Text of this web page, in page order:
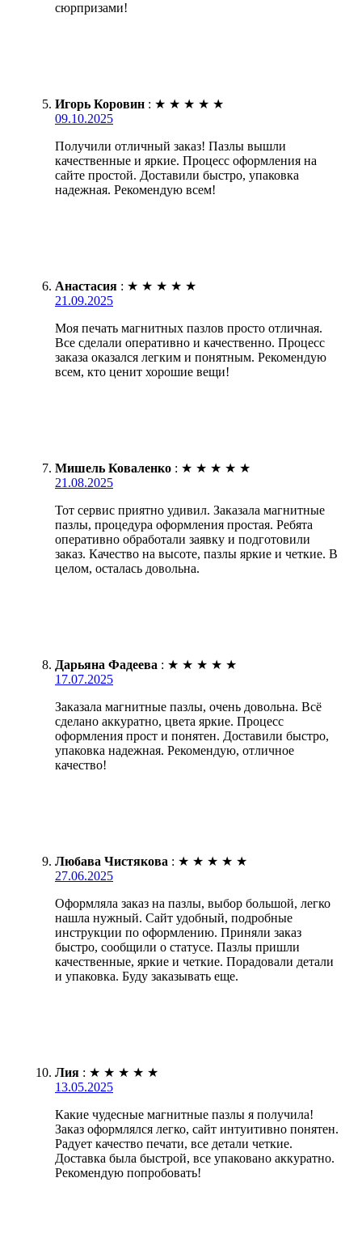
сюрпризами!
Игорь Коровин : ★ ★ ★ ★ ★
09.10.2025
Получили отличный заказ! Пазлы вышли
качественные и яркие. Процесс оформления на
сайте простой. Доставили быстро, упаковка
надежная. Рекомендую всем!
Анастасия : ★ ★ ★ ★ ★
21.09.2025
Моя печать магнитных пазлов просто отличная.
Все сделали оперативно и качественно. Процесс
заказа оказался легким и понятным. Рекомендую
всем, кто ценит хорошие вещи!
Мишель Коваленко : ★ ★ ★ ★ ★
21.08.2025
Тот сервис приятно удивил. Заказала магнитные
пазлы, процедура оформления простая. Ребята
оперативно обработали заявку и подготовили
заказ. Качество на высоте, пазлы яркие и четкие. В
целом, осталась довольна.
Дарьяна Фадеева : ★ ★ ★ ★ ★
17.07.2025
Заказала магнитные пазлы, очень довольна. Всё
сделано аккуратно, цвета яркие. Процесс
оформления прост и понятен. Доставили быстро,
упаковка надежная. Рекомендую, отличное
качество!
Любава Чистякова : ★ ★ ★ ★ ★
27.06.2025
Оформляла заказ на пазлы, выбор большой, легко
нашла нужный. Сайт удобный, подробные
инструкции по оформлению. Приняли заказ
быстро, сообщили о статусе. Пазлы пришли
качественные, яркие и четкие. Порадовали детали
и упаковка. Буду заказывать еще.
Лия : ★ ★ ★ ★ ★
13.05.2025
Какие чудесные магнитные пазлы я получила!
Заказ оформлялся легко, сайт интуитивно понятен.
Радует качество печати, все детали четкие.
Доставка была быстрой, все упаковано аккуратно.
Рекомендую попробовать!